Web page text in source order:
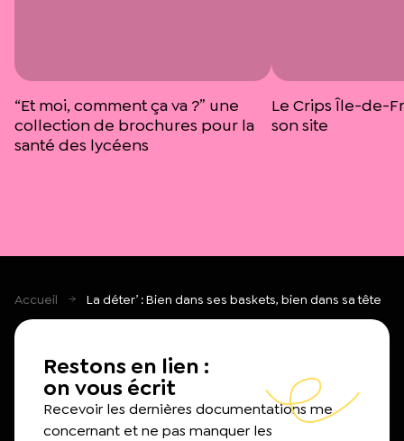
“Et moi, comment ça va ?” une
collection de brochures pour la
santé des lycéens
Le Crips Île-de-
son site
Accueil La déter’ : Bien dans ses baskets, bien dans sa tête
Restons en lien :
on vous écrit
Recevoir les dernières documentations me
concernant et ne pas manquer les